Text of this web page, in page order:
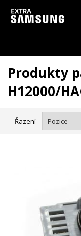
Vzhledem k aktuální
Produkty
H12000/
Řazení